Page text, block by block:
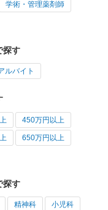
学術・管理薬剤師
探す
ルバイト
450万円以上
650万円以上
探す
精神科 小児科